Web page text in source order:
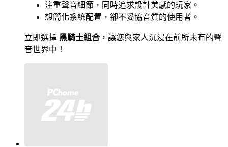
注重聲音細節，同時追求設計美感的玩家。
想簡化系統配置，卻不妥協音質的使用者。
立即選擇 黑騎士組合 ，讓您與家人沉浸在前所未有的聲
音世界中！